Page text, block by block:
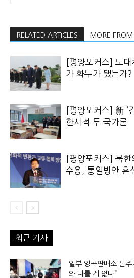
RELATED ARTICLES MORE
[평양포커스] 도대
가 화두가 됐는가?
[평양포커스] 新 ‘
한시적 두 국가론
[평양포커스] 북한
수용, 통일방안 혼
최근 기사
일부 양곡판매소 돈
와 다를 게 없다”